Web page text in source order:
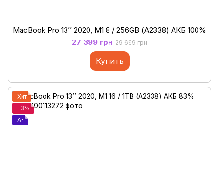
MacBook Pro 13’’ 2020, M1 8 / 256GB (А2338) АКБ 100%
27 399 грн 29 699 грн
Купить
Хит
−3%
A-